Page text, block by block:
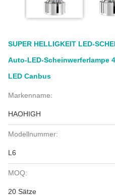
SUPER HELLIGKEIT LED-
Auto-LED-Scheinwerferlampe
LED Canbus
Markenname:
HAOHIGH
Modellnummer:
L6
MOQ:
20 Sätze